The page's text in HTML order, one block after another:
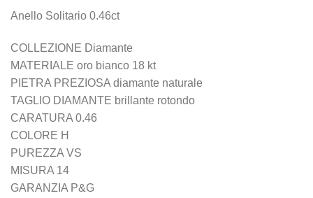
Anello Solitario 0.46ct
COLLEZIONE Diamante
MATERIALE oro bianco 18 kt
PIETRA PREZIOSA diamante naturale
TAGLIO DIAMANTE brillante rotondo
CARATURA 0.46
COLORE H
PUREZZA VS
MISURA 14
GARANZIA P&G